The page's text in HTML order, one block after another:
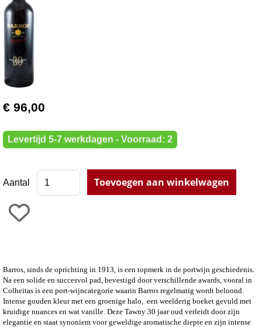
€ 96,00
Levertijd 5-7 werkdagen - Voorraad: 2
Aantal
Barros, sinds de oprichting in 1913, is een topmerk in de portwijn geschiedenis.
Na een solide en succesvol pad, bevestigd door verschillende awards, vooral in
Colheitas is een port-wijncategorie waarin Barros regelmatig wordt beloond.
Intense gouden kleur met een groenige halo, een weelderig boeket gevuld met
kruidige nuances en wat vanille. Deze Tawny 30 jaar oud verleidt door zijn
elegantie en staat synoniem voor geweldige aromatische diepte en zijn intense